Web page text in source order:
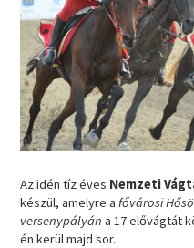
Az idén tíz éves Nemzeti
készül, amelyre afővárosi
versenypályán a 17 elővágtát
én kerül majd sor.